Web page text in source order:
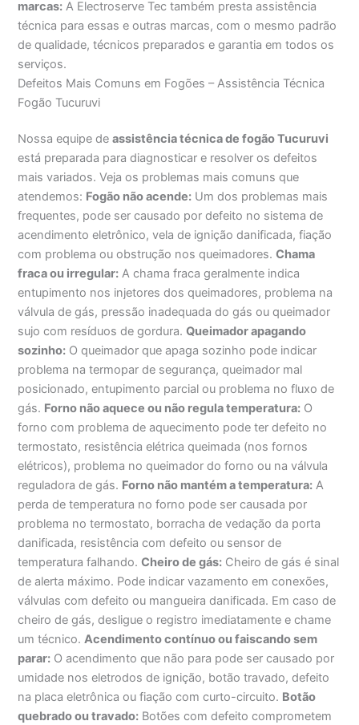
marcas: A Electroserve Tec também presta assistência
técnica para essas e outras marcas, com o mesmo padrão
de qualidade, técnicos preparados e garantia em todos os
serviços.
Defeitos Mais Comuns em Fogões – Assistência Técnica
Fogão Tucuruvi
Nossa equipe deassistência técnica de fogão Tucuruvi
está preparada para diagnosticar e resolver os defeitos
mais variados. Veja os problemas mais comuns que
atendemos: Fogão não acende: Um dos problemas mais
frequentes, pode ser causado por defeito no sistema de
acendimento eletrônico, vela de ignição danificada, fiação
com problema ou obstrução nos queimadores.Chama
fraca ou irregular: A chama fraca geralmente indica
entupimento nos injetores dos queimadores, problema na
válvula de gás, pressão inadequada do gás ou queimador
sujo com resíduos de gordura.Queimador apagando
sozinho: O queimador que apaga sozinho pode indicar
problema na termopar de segurança, queimador mal
posicionado, entupimento parcial ou problema no fluxo de
gás. Forno não aquece ou não regula temperatura: O
forno com problema de aquecimento pode ter defeito no
termostato, resistência elétrica queimada (nos fornos
elétricos), problema no queimador do forno ou na válvula
reguladora de gás. Forno não mantém a temperatura: A
perda de temperatura no forno pode ser causada por
problema no termostato, borracha de vedação da porta
danificada, resistência com defeito ou sensor de
temperatura falhando.Cheiro de gás: Cheiro de gás é sinal
de alerta máximo. Pode indicar vazamento em conexões,
válvulas com defeito ou mangueira danificada. Em caso de
cheiro de gás, desligue o registro imediatamente e chame
um técnico.Acendimento contínuo ou faiscando sem
parar: O acendimento que não para pode ser causado por
umidade nos eletrodos de ignição, botão travado, defeito
na placa eletrônica ou fiação com curto-circuito. Botão
quebrado ou travado: Botões com defeito comprometem